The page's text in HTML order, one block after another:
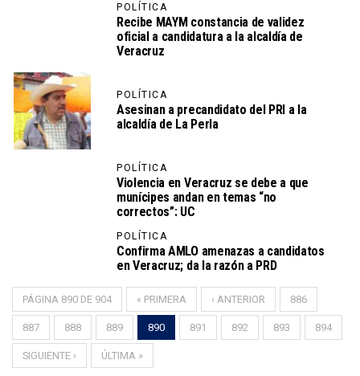
POLÍTICA
Recibe MAYM constancia de validez
oficial a candidatura a la alcaldía de
Veracruz
POLÍTICA
Asesinan a precandidato del PRI a la
alcaldía de La Perla
POLÍTICA
Violencia en Veracruz se debe a que
munícipes andan en temas “no
correctos”: UC
POLÍTICA
Confirma AMLO amenazas a candidatos
en Veracruz; da la razón a PRD
PÁGINA 890 DE 904 « PRIMERA ‹ ANTERIOR 886
887 888 889 890 891 892 893 894
SIGUIENTE › ÚLTIMA »